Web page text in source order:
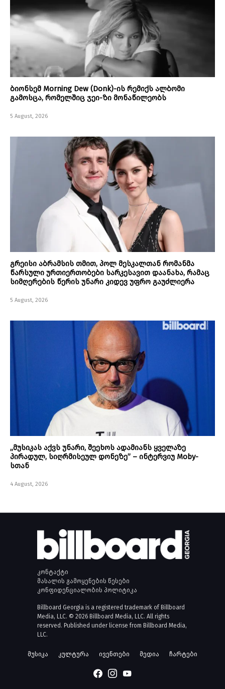
ბიონსემ Morning Dew (Donk)-ის რემიქს ალბომი
გამოსცა, რომელშიც ჯეი-ზი მონაწილეობს
5 August, 2026
გრეისი აბრამსის თმით, პოლ მესკალთან რომანმა
წარსული ურთიერთობები სარკესავით დაანახა, რამაც
სიმღერების წერის უნარი კიდევ უფრო გაუძლიერა
5 August, 2026
„მუსიკას აქვს უნარი, შეეხოს ადამიანს ყველაზე
პირადულ, სიღრმისეულ დონეზე” – ინტერვიუ Moby-
სთან
4 August, 2026
კონტაქტი
მასალის გამოყენების წესები
კონფიდენციალობის პოლიტიკა
Billboard Georgia is a registered trademark of Billboard
Media, LLC. © 2026 Billboard Media, LLC. All rights
reserved. Published under license from Billboard Media,
LLC.
მუსიკა კულტურა ივენთები მედია ჩარტები